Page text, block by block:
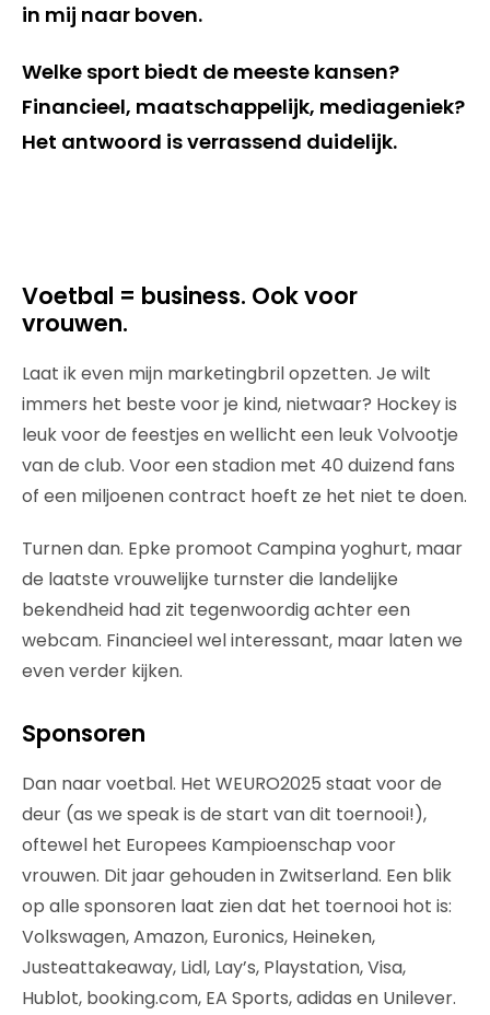
in mij naar boven.
Welke sport biedt de meeste kansen?
Financieel, maatschappelijk, mediageniek?
Het antwoord is verrassend duidelijk.
Voetbal = business. Ook voor
vrouwen.
Laat ik even mijn marketingbril opzetten. Je wilt
immers het beste voor je kind, nietwaar? Hockey is
leuk voor de feestjes en wellicht een leuk Volvootje
van de club. Voor een stadion met 40 duizend fans
of een miljoenen contract hoeft ze het niet te doen.
Turnen dan. Epke promoot Campina yoghurt, maar
de laatste vrouwelijke turnster die landelijke
bekendheid had zit tegenwoordig achter een
webcam. Financieel wel interessant, maar laten we
even verder kijken.
Sponsoren
Dan naar voetbal. Het WEURO2025 staat voor de
deur (as we speak is de start van dit toernooi!),
oftewel het Europees Kampioenschap voor
vrouwen. Dit jaar gehouden in Zwitserland. Een blik
op alle sponsoren laat zien dat het toernooi hot is:
Volkswagen, Amazon, Euronics, Heineken,
Justeattakeaway, Lidl, Lay’s, Playstation, Visa,
Hublot, booking.com, EA Sports, adidas en Unilever.